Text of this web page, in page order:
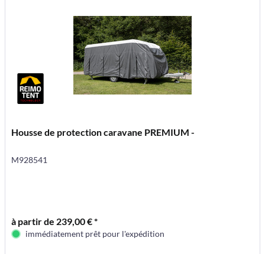
Housse de protection caravane PREMIUM -
M928541
à partir de 239,00 € *
immédiatement prêt pour l'expédition